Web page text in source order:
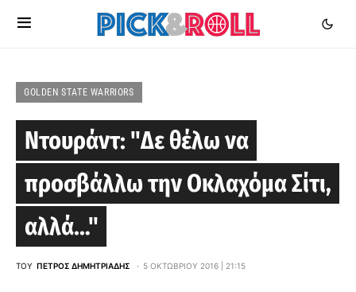
GOLDEN STATE WARRIORS
Ντουράντ: "Δε θέλω να
προσβάλλω την Οκλαχόμα Σίτι,
αλλά…"
ΤΟΥ ΠΈΤΡΟΣ ΔΗΜΗΤΡΙΆΔΗΣ 5 ΟΚΤΩΒΡΊΟΥ 2016 | 21:15